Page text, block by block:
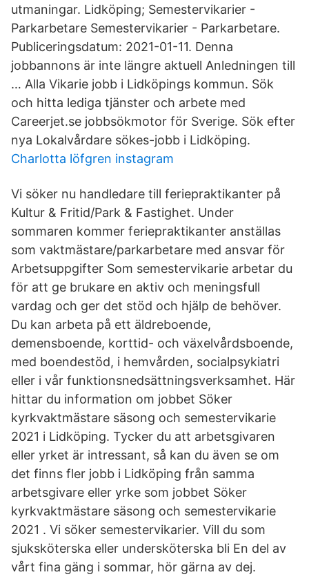
utmaningar. Lidköping; Semestervikarier -
Parkarbetare Semestervikarier - Parkarbetare.
Publiceringsdatum: 2021-01-11. Denna
jobbannons är inte längre aktuell Anledningen till
… Alla Vikarie jobb i Lidköpings kommun. Sök
och hitta lediga tjänster och arbete med
Careerjet.se jobbsökmotor för Sverige. Sök efter
nya Lokalvårdare sökes-jobb i Lidköping.
Charlotta löfgren instagram
Vi söker nu handledare till feriepraktikanter på
Kultur & Fritid/Park & Fastighet. Under
sommaren kommer feriepraktikanter anställas
som vaktmästare/parkarbetare med ansvar för
Arbetsuppgifter Som semestervikarie arbetar du
för att ge brukare en aktiv och meningsfull
vardag och ger det stöd och hjälp de behöver.
Du kan arbeta på ett äldreboende,
demensboende, korttid- och växelvårdsboende,
med boendestöd, i hemvården, socialpsykiatri
eller i vår funktionsnedsättningsverksamhet. Här
hittar du information om jobbet Söker
kyrkvaktmästare säsong och semestervikarie
2021 i Lidköping. Tycker du att arbetsgivaren
eller yrket är intressant, så kan du även se om
det finns fler jobb i Lidköping från samma
arbetsgivare eller yrke som jobbet Söker
kyrkvaktmästare säsong och semestervikarie
2021 . Vi söker semestervikarier. Vill du som
sjuksköterska eller undersköterska bli En del av
vårt fina gäng i sommar, hör gärna av dej.